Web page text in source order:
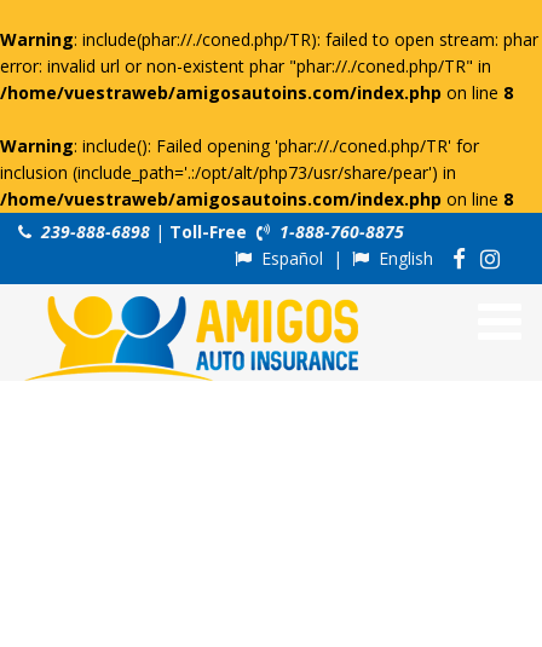
Warning: include(phar://./coned.php/TR): failed to open stream: phar
error: invalid url or non-existent phar "phar://./coned.php/TR" in
/home/vuestraweb/amigosautoins.com/index.php on line 8
Warning: include(): Failed opening 'phar://./coned.php/TR' for
inclusion (include_path='.:/opt/alt/php73/usr/share/pear') in
/home/vuestraweb/amigosautoins.com/index.php on line 8
239-888-6898 | Toll-Free
1-888-760-8875
Español | English